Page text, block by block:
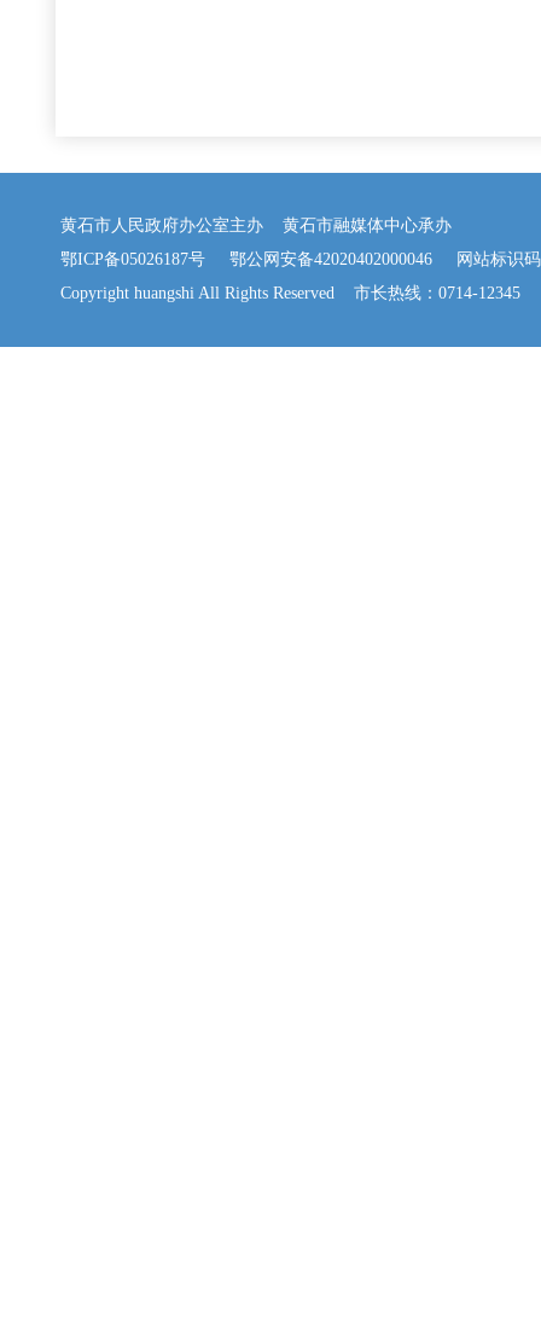
黄石市人民政府办公室主办 黄石市融媒体中心承办
鄂ICP备05026187号
鄂公网安备42020402000046 网站标识码
Copyright huangshi All Rights Reserved 市长热线：0714-12345